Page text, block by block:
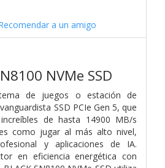
a un amigo
NVMe SSD
de juegos o estación de
SSD PCIe Gen 5, que
de hasta 14900 MB/s
como jugar al más alto nivel,
y aplicaciones de IA.
en eficiencia energética con